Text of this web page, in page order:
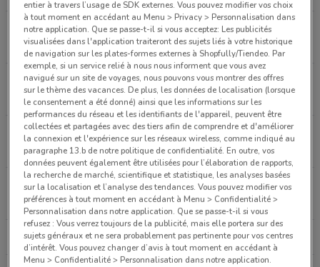
Av. General de Gaulle L'haÿ-les-roses
8.6 km
OUVERT
5 rue Eugene Henaff Vitry-sur-seine
9.2 km
OUVERT
Zone de Paris Nord - Secteur 2 Aulnay-sous-bois
14.7 km
OUVERT
Av. du Président Georges Pompidou Ermont
15.8 km
Tous les magasins Feu Vert
entier à travers l’usage de SDK externes. Vous pouvez modifier vos choix
à tout moment en accédant au Menu > Privacy > Personnalisation dans
notre application. Que se passe-t-il si vous acceptez: Les publicités
visualisées dans l'application traiteront des sujets liés à votre historique
de navigation sur les plates-formes externes à Shopfully/Tiendeo. Par
exemple, si un service relié à nous nous informent que vous avez
navigué sur un site de voyages, nous pouvons vous montrer des offres
sur le thème des vacances. De plus, les données de localisation (lorsque
le consentement a été donné) ainsi que les informations sur les
performances du réseau et les identifiants de l'appareil, peuvent être
collectées et partagées avec des tiers afin de comprendre et d'améliorer
la connexion et l'expérience sur les réseaux wireless, comme indiqué au
paragraphe 13.b de notre politique de confidentialité. En outre, vos
données peuvent également être utilisées pour l’élaboration de rapports,
la recherche de marché, scientifique et statistique, les analyses basées
sur la localisation et l’analyse des tendances. Vous pouvez modifier vos
préférences à tout moment en accédant à Menu > Confidentialité >
Personnalisation dans notre application. Que se passe-t-il si vous
refusez : Vous verrez toujours de la publicité, mais elle portera sur des
sujets généraux et ne sera probablement pas pertinente pour vos centres
d’intérêt. Vous pouvez changer d’avis à tout moment en accédant à
Menu > Confidentialité > Personnalisation dans notre application.